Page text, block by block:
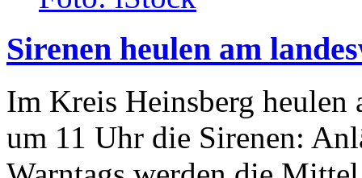
Sirenen heulen am
Im Kreis Heinsberg heulen
um 11 Uhr die Sirenen: